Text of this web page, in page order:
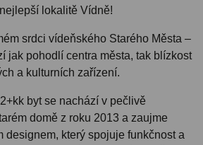
lokalitě Vídně!
srdci vídeňského Starého Města –
jak pohodlí centra města, tak blízkost
a kulturních zařízení.
byt se nachází v pečlivě
domě z roku 2013 a zaujme
designem, který spojuje funkčnost a